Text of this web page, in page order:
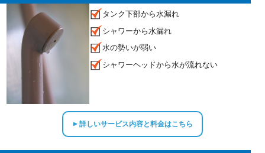
タンク下部から水漏れ
シャワーから水漏れ
水の勢いが弱い
シャワーヘッドから水が流れない
▲詳しいサービス内容と料金はこちら